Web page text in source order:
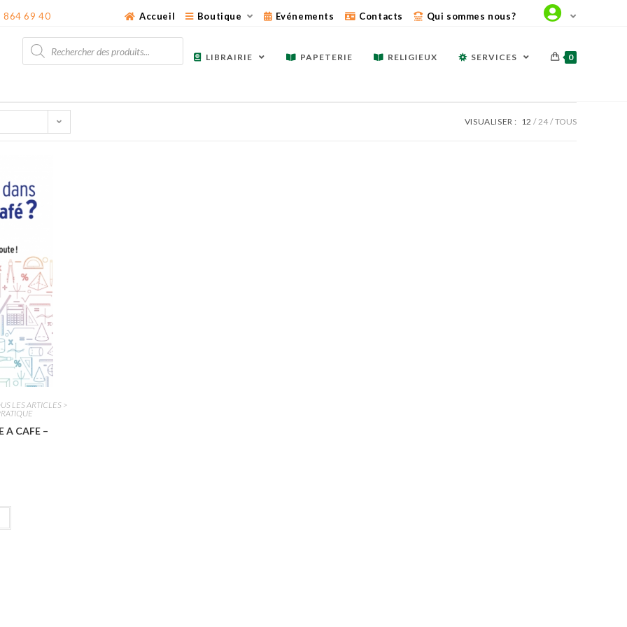
864 69 40 Accueil Boutique Evénements Contacts Qui sommes nous?
Recherche
de
produits
LIBRAIRIE PAPETERIE RELIGIEUX SERVICES 0
VISUALISER : 12 24 TOUS
LES ARTICLES >
A CAFE –